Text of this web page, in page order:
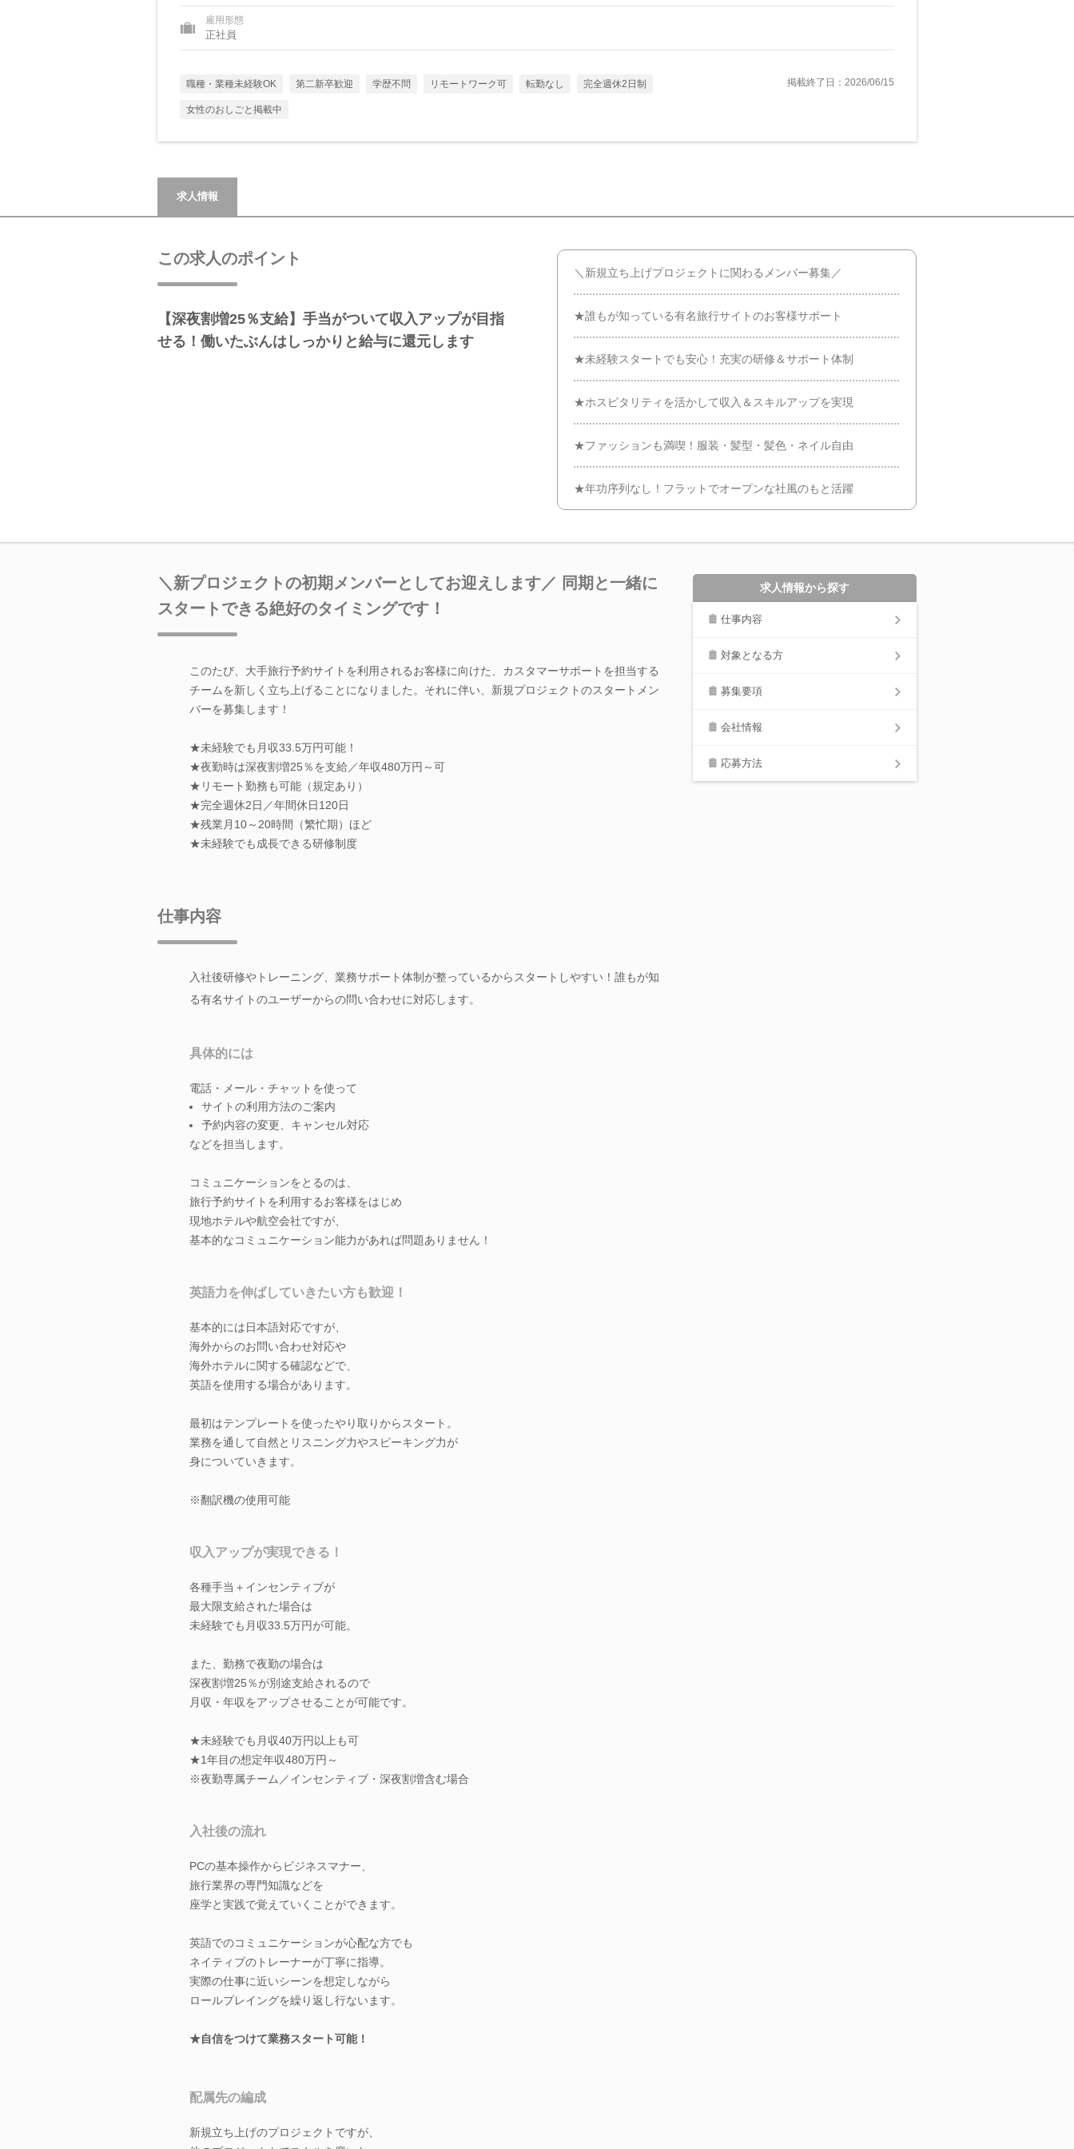
雇用形態
正社員
職種・業種未経験OK 第二新卒歓迎 学歴不問 リモートワーク可 転勤なし 完全週休2日制
女性のおしごと掲載中
掲載終了日：2026/06/15
求人情報
この求人のポイント
【深夜割増25％支給】手当がついて収入アップが目指
せる！働いたぶんはしっかりと給与に還元します
＼新規立ち上げプロジェクトに関わるメンバー募集／
★誰もが知っている有名旅行サイトのお客様サポート
★未経験スタートでも安心！充実の研修＆サポート体制
★ホスピタリティを活かして収入＆スキルアップを実現
★ファッションも満喫！服装・髪型・髪色・ネイル自由
★年功序列なし！フラットでオープンな社風のもと活躍
＼新プロジェクトの初期メンバーとしてお迎えします／ 同期と一緒に
スタートできる絶好のタイミングです！
このたび、大手旅行予約サイトを利用されるお客様に向けた、カスタマーサポートを担当する
チームを新しく立ち上げることになりました。それに伴い、新規プロジェクトのスタートメン
バーを募集します！
★未経験でも月収33.5万円可能！
★夜勤時は深夜割増25％を支給／年収480万円～可
★リモート勤務も可能（規定あり）
★完全週休2日／年間休日120日
★残業月10～20時間（繁忙期）ほど
★未経験でも成長できる研修制度
仕事内容
入社後研修やトレーニング、業務サポート体制が整っているからスタートしやすい！誰もが知
る有名サイトのユーザーからの問い合わせに対応します。
具体的には
電話・メール・チャットを使って
サイトの利用方法のご案内
予約内容の変更、キャンセル対応
などを担当します。
コミュニケーションをとるのは、
旅行予約サイトを利用するお客様をはじめ
現地ホテルや航空会社ですが、
基本的なコミュニケーション能力があれば問題ありません！
英語力を伸ばしていきたい方も歓迎！
基本的には日本語対応ですが、
海外からのお問い合わせ対応や
海外ホテルに関する確認などで、
英語を使用する場合があります。
最初はテンプレートを使ったやり取りからスタート。
業務を通して自然とリスニング力やスピーキング力が
身についていきます。
※翻訳機の使用可能
収入アップが実現できる！
各種手当＋インセンティブが
最大限支給された場合は
未経験でも月収33.5万円が可能。
また、勤務で夜勤の場合は
深夜割増25％が別途支給されるので
月収・年収をアップさせることが可能です。
★未経験でも月収40万円以上も可
★1年目の想定年収480万円～
※夜勤専属チーム／インセンティブ・深夜割増含む場合
入社後の流れ
PCの基本操作からビジネスマナー、
旅行業界の専門知識などを
座学と実践で覚えていくことができます。
英語でのコミュニケーションが心配な方でも
ネイティブのトレーナーが丁寧に指導。
実際の仕事に近いシーンを想定しながら
ロールプレイングを繰り返し行ないます。
★自信をつけて業務スタート可能！
配属先の編成
新規立ち上げのプロジェクトですが、
求人情報から探す
仕事内容
対象となる方
募集要項
会社情報
応募方法